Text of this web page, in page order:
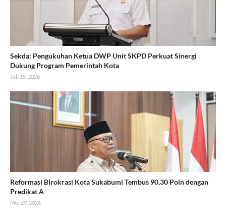
Sekda: Pengukuhan Ketua DWP Unit SKPD Perkuat Sinergi
Dukung Program Pemerintah Kota
Juli 15, 2026
Reformasi Birokrasi Kota Sukabumi Tembus 90,30 Poin dengan
Predikat A
Mei 29, 2026